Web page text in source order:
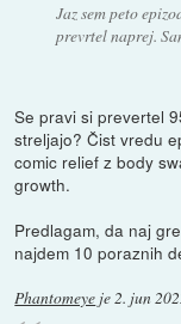
Jaz sem peto
prevrtel naprej.
Se pravi si prevertel
streljajo? Čist vredu
comic relief z body
growth.
Predlagam, da naj
najdem 10 poraznih
Phantomeye je2. jun